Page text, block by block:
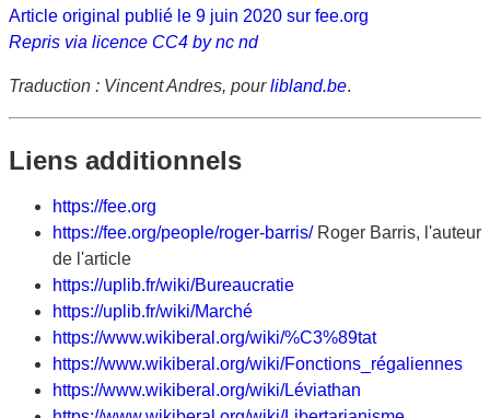
Article original publié le 9 juin 2020 sur fee.org
Repris via licence CC4 by nc nd
Traduction : Vincent Andres, pourlibland.be.
Liens additionnels
https://fee.org
https://fee.org/people/roger-barris/Roger Barris, l'auteur
de l'article
https://uplib.fr/wiki/Bureaucratie
https://uplib.fr/wiki/Marché
https://www.wikiberal.org/wiki/%C3%89tat
https://www.wikiberal.org/wiki/Fonctions_régaliennes
https://www.wikiberal.org/wiki/Léviathan